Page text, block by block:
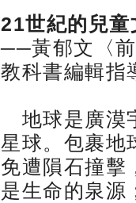
21世紀的兒
──黃郁文〈
教科書編輯指
地球是廣漠
星球。包裹地
免遭隕石撞擊
是生命的泉源